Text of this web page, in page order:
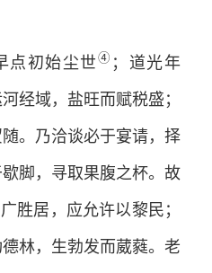
点初始尘世 ④ ；道光年
经域，盐旺而赋税盛；
。乃洽谈必于宴请，择
脚，寻取果腹之杯。故
胜居，应允许以黎民；
林，生勃发而葳蕤。老